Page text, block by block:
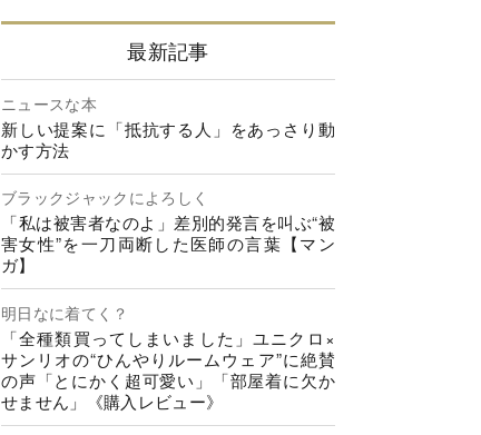
最新記事
ニュースな本
新しい提案に「抵抗する人」をあっさり動
かす方法
ブラックジャックによろしく
「私は被害者なのよ」差別的発言を叫ぶ“被
害女性”を一刀両断した医師の言葉【マン
ガ】
明日なに着てく？
「全種類買ってしまいました」ユニクロ×
サンリオの“ひんやりルームウェア”に絶賛
の声「とにかく超可愛い」「部屋着に欠か
せません」《購入レビュー》